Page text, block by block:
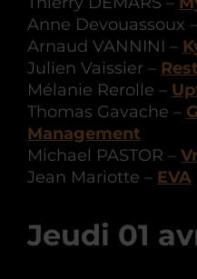
Anne Devouassoux –
Arnaud VANNINI –
Julien Vaissier –
Mélanie Rerolle –
Thomas Gavache –
Management
Michael PASTOR –
Jean Mariotte – EVA
Jeudi 01